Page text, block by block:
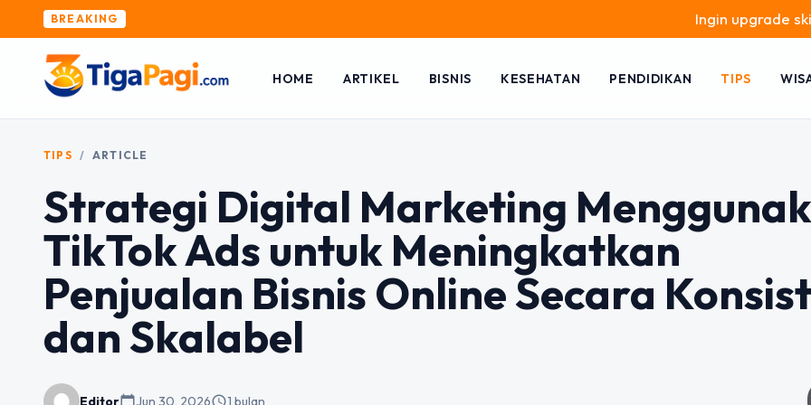
BREAKING Ingin upgrade skill tanpa
HOME ARTIKEL BISNIS KESEHATAN PENDIDIKAN TIPS
TIPS / ARTICLE
Strategi Digital Marketing
TikTok Ads untuk Meningkatkan
Penjualan Bisnis Online Secara
dan Skalabel
Editorcalendar_todayJun 30, 2026schedule1 bulan